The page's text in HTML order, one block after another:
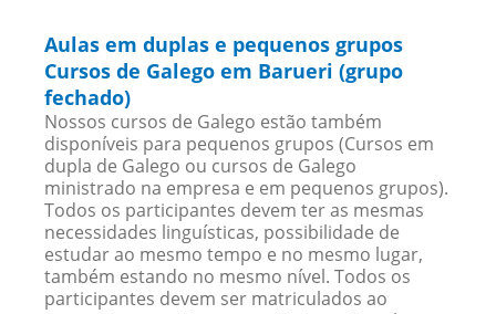
Aulas em duplas e pequenos grupos
Cursos de Galego em Barueri (grupo
fechado)
Nossos cursos de Galego estão também
disponíveis para pequenos grupos (Cursos em
dupla de Galego ou cursos de Galego
ministrado na empresa e em pequenos grupos).
Todos os participantes devem ter as mesmas
necessidades linguísticas, possibilidade de
estudar ao mesmo tempo e no mesmo lugar,
também estando no mesmo nível. Todos os
participantes devem ser matriculados ao